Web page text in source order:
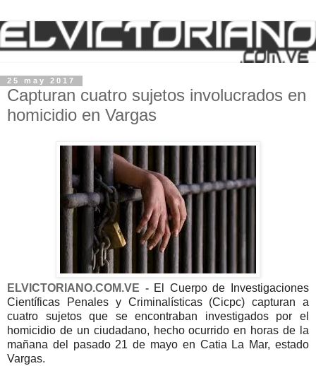
25 may 2017
Capturan cuatro sujetos involucrados en
homicidio en Vargas
ELVICTORIANO.COM.VE - El Cuerpo de Investigaciones
Científicas Penales y Criminalísticas (Cicpc) capturan a
cuatro sujetos que se encontraban investigados por el
homicidio de un ciudadano, hecho ocurrido en horas de la
mañana del pasado 21 de mayo en Catia La Mar, estado
Vargas.